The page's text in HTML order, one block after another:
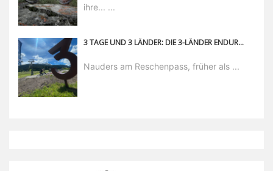
ihre... ...
3 TAGE UND 3 LÄNDER: DIE 3-LÄNDER ENDURO TRAILS AM RESCHENPASS
Nauders am Reschenpass, früher als ...